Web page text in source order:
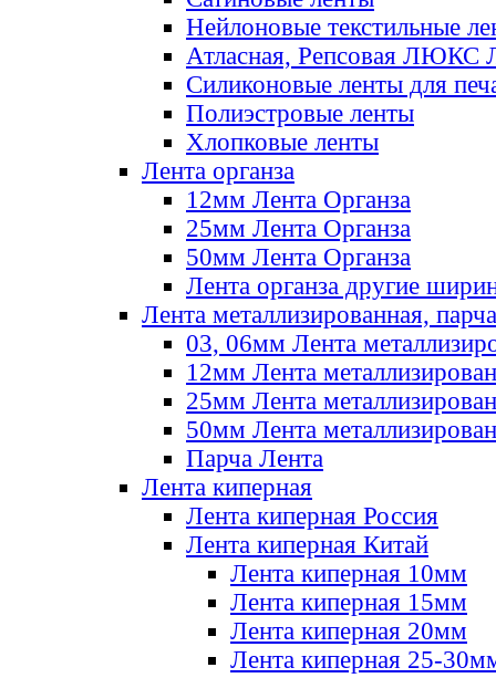
Нейлоновые текстильные
Атласная, Репсовая ЛЮКС
Силиконовые ленты для
Полиэстровые ленты
Хлопковые ленты
Лента органза
12мм Лента Органза
25мм Лента Органза
50мм Лента Органза
Лента органза другие
Лента металлизированная, парча
03, 06мм Лента
12мм Лента
25мм Лента
50мм Лента
Парча Лента
Лента киперная
Лента киперная Россия
Лента киперная Китай
Лента киперная 10мм
Лента киперная 15мм
Лента киперная 20мм
Лента киперная 25-